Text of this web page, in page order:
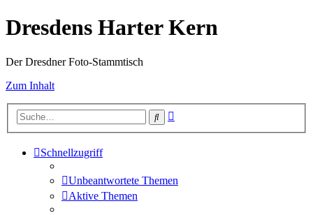
Dresdens Harter Kern
Der Dresdner Foto-Stammtisch
Zum Inhalt
Suche
Schnellzugriff
Unbeantwortete Themen
Aktive Themen